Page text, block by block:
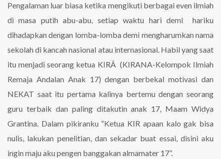
Pengalaman luar biasa ketika mengikuti berbagai even ilmiah
di masa putih abu-abu, setiap waktu hari demi hariku
dihadapkan dengan lomba-lomba demi mengharumkan nama
sekolah di kancah nasional atau internasional. Habil yang saat
itu menjadi seorang ketua KIRÂ (KIRANA-Kelompok Ilmiah
Remaja Andalan Anak 17) dengan berbekal motivasi dan
NEKAT saat itu pertama kalinya bertemu dengan seorang
guru terbaik dan paling ditakutin anak 17, Maam Widya
Grantina. Dalam pikiranku “Ketua KIR apaan kalo gak bisa
nulis, lakukan penelitian, dan sekadar buat essai, disini aku
ingin maju aku pengen banggakan almamater 17”.